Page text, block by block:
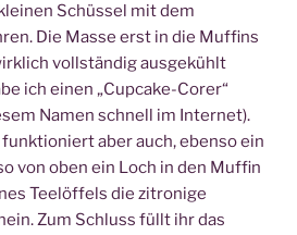
Schüssel mit dem
Die Masse erst in die Muffins
vollständig ausgekühlt
ich einen „Cupcake-Corer“
Namen schnell im Internet).
aber auch, ebenso ein
von oben ein Loch in den Muffin
Teelöffels die zitronige
Zum Schluss füllt ihr das